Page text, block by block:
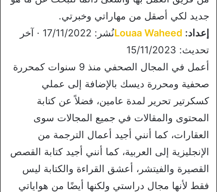
جديد لكي أصقل من مهاراتي وخبرتي.
إعداد: Louaa Waheed
نُشر: 17/11/2022 · آخر
تحديث: 15/11/2023
أعمل في المجال الصحفي منذ 9 سنوات كمحررة
صحفية ومحررة ديسك بالإضافة إلى عملي
كسكرتير تحرير لمدة عامين، فضلاً عن كتابة
المحتوى والمقالات في جميع المجالات سوى
العقارات، كما أنني أجيد أعمال الترجمة من
الإنجليزية إلى العربية، كما أنني أجيد كتابة القصص
القصيرة والفيتشر، أعشق القراءة والكتابة ليس
فقط لأنها مجال دراستي ولكنها أيضًا من هواياتي